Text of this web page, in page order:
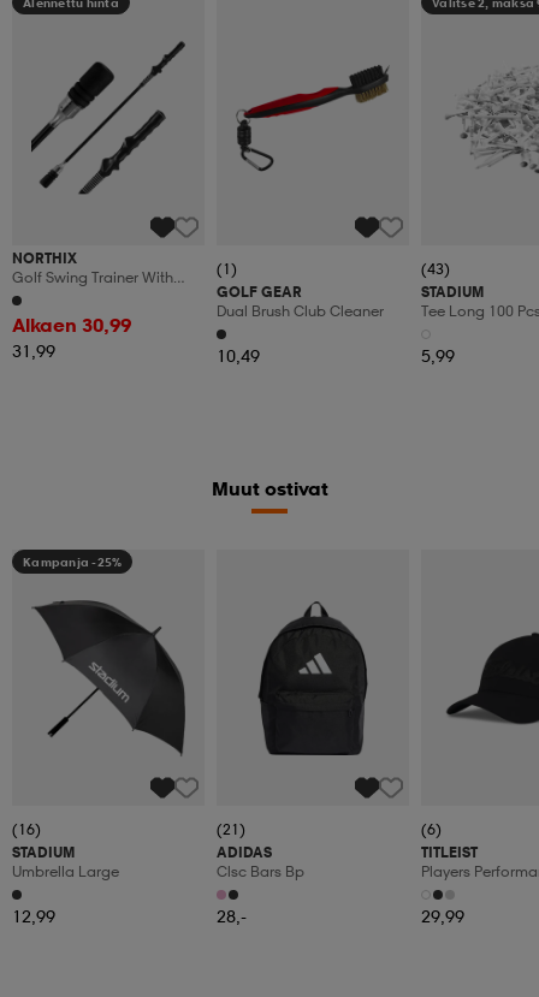
NORTHIX
Golf Swing Trainer With
Non-Slip Grip – Black, 80
Cm
Alkaen 30,99
31,99
(1)
GOLF GEAR
Dual Brush Club Cleaner
10,49
(43)
STADIUM
Tee Long 100
5,99
Muut ostivat
Kampanja -25%
(16)
STADIUM
Umbrella Large
12,99
(21)
ADIDAS
Clsc Bars Bp
28,-
(6)
TITLEIST
Players
Marker
29,99